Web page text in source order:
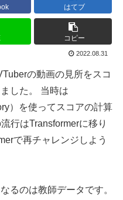
はてブ
コピー
2022.08.31
の動画の見所をスコ
した。 当時は
）を使ってスコアの計算
行はTransformerに移り
で再チャレンジしよう
るのは教師データです。